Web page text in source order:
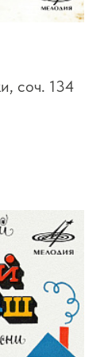
соч. 134